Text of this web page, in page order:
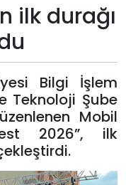
ilk durağı
Bilgi İşlem
Teknoloji Şube
Mobil
2026”, ilk